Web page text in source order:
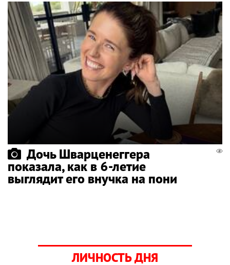
Дочь Шварценеггера
показала, как в 6-летие
выглядит его внучка на пони
ЛИЧНОСТЬ ДНЯ